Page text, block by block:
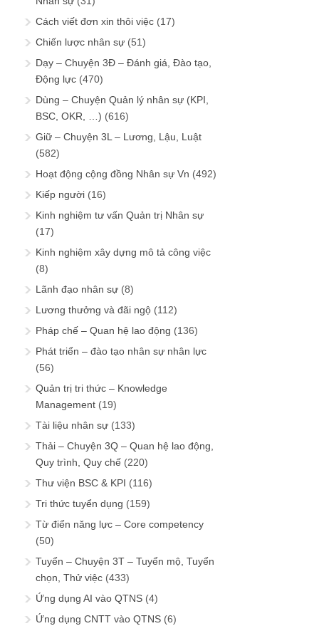
Cách viết đơn xin thôi việc (17)
Chiến lược nhân sự (51)
Dạy – Chuyện 3Đ – Đánh giá, Đào tạo,
Động lực (470)
Dùng – Chuyện Quản lý nhân sự (KPI,
BSC, OKR, …) (616)
Giữ – Chuyện 3L – Lương, Lậu, Luật
(582)
Hoạt động cộng đồng Nhân sự Vn (492)
Kiếp người (16)
Kinh nghiệm tư vấn Quản trị Nhân sự
(17)
Kinh nghiệm xây dựng mô tả công việc
(8)
Lãnh đạo nhân sự (8)
Lương thưởng và đãi ngộ (112)
Pháp chế – Quan hệ lao động (136)
Phát triển – đào tạo nhân sự nhân lực
(56)
Quản trị tri thức – Knowledge
Management (19)
Tài liệu nhân sự (133)
Thải – Chuyện 3Q – Quan hệ lao động,
Quy trình, Quy chế (220)
Thư viện BSC & KPI (116)
Tri thức tuyển dụng (159)
Từ điển năng lực – Core competency
(50)
Tuyển – Chuyện 3T – Tuyển mộ, Tuyển
chọn, Thử việc (433)
Ứng dụng AI vào QTNS (4)
Ứng dụng CNTT vào QTNS (6)